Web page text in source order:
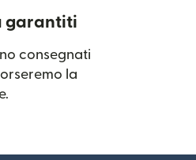
garantiti
consegnati
la